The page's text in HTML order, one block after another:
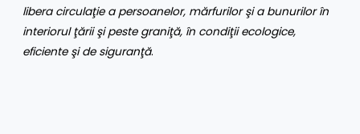
libera circulaţie a persoanelor, mărfurilor şi a bunurilor în
interiorul ţării şi peste graniţă, în condiţii ecologice,
eficiente şi de siguranţă.